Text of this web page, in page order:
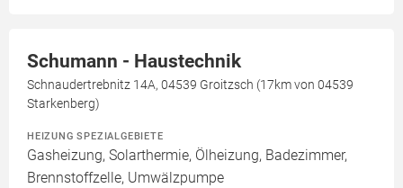
Schumann - Haustechnik
Schnaudertrebnitz 14A, 04539 Groitzsch (17km von 04539
Starkenberg)
HEIZUNG SPEZIALGEBIETE
Gasheizung, Solarthermie, Ölheizung, Badezimmer,
Brennstoffzelle, Umwälzpumpe